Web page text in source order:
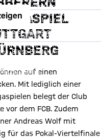
mit Hilfe von Cookies zu
keine Daten über Sie
Diese Einstellung wird für
Website gespeichert
Einwilligungslösung
LIGASPIEL
Sie es diesem sozialen
mit Hilfe von Cookies zu
keine Daten über Sie
Diese Einstellung wird für
Website gespeichert
auf einen
Mit lediglich einer
belegt der Club
vor dem FCB. Zudem
Andreas Wolf mit
für das Pokal-Viertelfinale